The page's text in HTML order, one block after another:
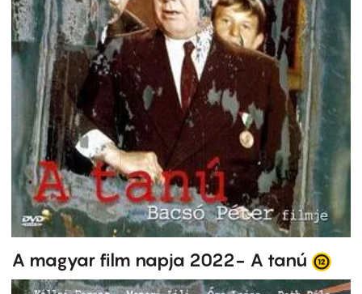
A magyar film napja 2022- A tanú